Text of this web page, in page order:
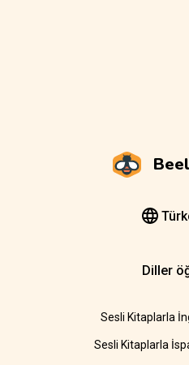
Diller
Sesli Kitaplarla
Sesli Kitaplarla